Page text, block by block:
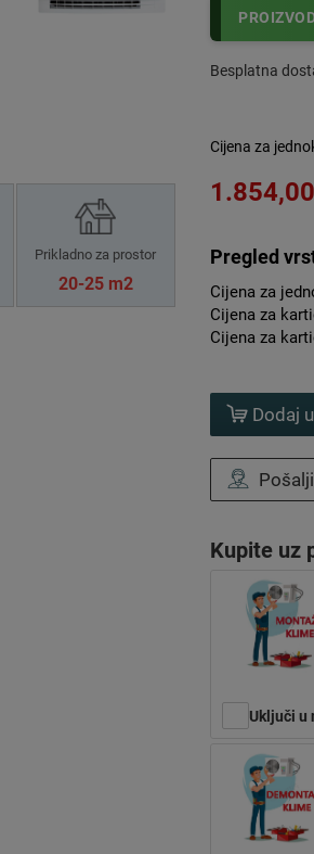
Prikladno za prostor
20-25 m2
Besplatna
Cijena za
1.854,00
Pregled
Cijena za
Cijena za
Cijena za
Dodaj
Kupite uz
Uključi u